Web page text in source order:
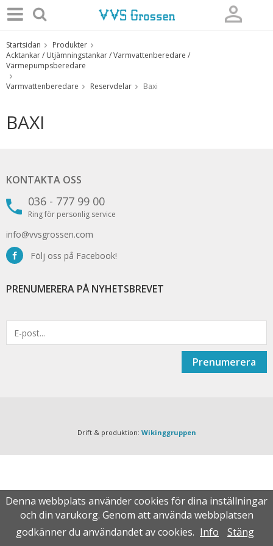
Produkten har blivit tillagd i varukorgen
Startsidan
Produkter
Acktankar / Utjämningstankar / Varmvattenberedare /
Värmepumpsberedare
Varmvattenberedare
Reservdelar Baxi
BAXI
KONTAKTA OSS
036 - 777 99 00
Ring för personlig service
info@vvsgrossen.com
Följ oss på Facebook!
PRENUMERERA PÅ NYHETSBREVET
Prenumerera
Drift & produktion: Wikinggruppen
Denna webbplats använder cookies för dina inställningar
och din varukorg. Genom att använda webbplatsen
godkänner du användandet av cookies. Info Stäng